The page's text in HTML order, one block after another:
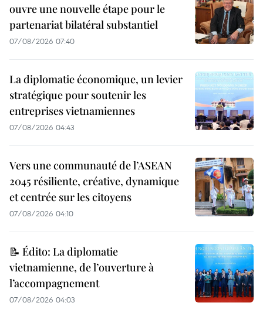
ouvre une nouvelle étape pour le
partenariat bilatéral substantiel
07/08/2026 07:40
La diplomatie économique, un levier
stratégique pour soutenir les
entreprises vietnamiennes
07/08/2026 04:43
Vers une communauté de l’ASEAN
2045 résiliente, créative, dynamique
et centrée sur les citoyens
07/08/2026 04:10
📝 Édito: La diplomatie
vietnamienne, de l’ouverture à
l’accompagnement
07/08/2026 04:03